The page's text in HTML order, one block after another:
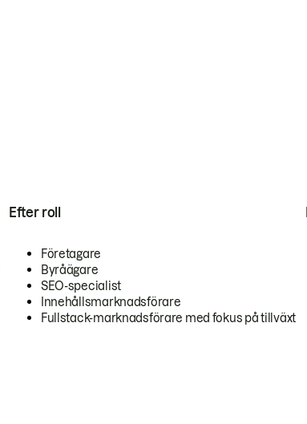
Efter roll
Företagare
Byråägare
SEO-specialist
Innehållsmarknadsförare
Fullstack-marknadsförare med fokus på tillväxt